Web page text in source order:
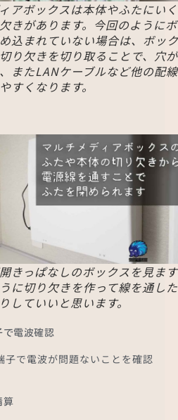
アボックスは本体やふたにいく
きがあります。今回のようにボ
込まれていない場合は、ボック
り欠きを切り取ることで、穴が
またLANケーブルなど他の配線
すくなります。
きっぱなしのボックスを見ます
に切り欠きを作って線を通した
していいと思います。
で電波確認
子で電波が問題ないことを確認
算